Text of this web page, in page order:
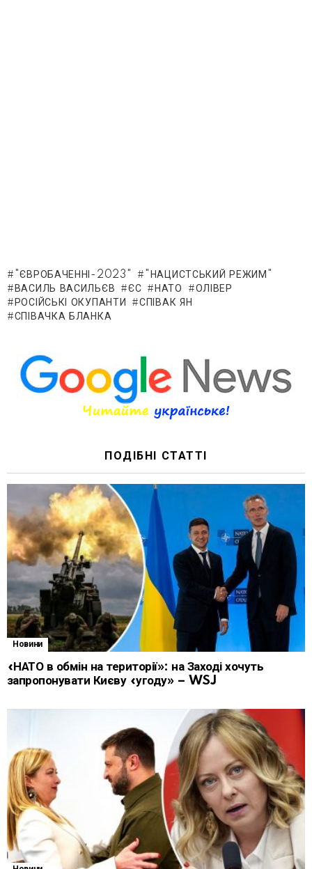
"ЄВРОБАЧЕННІ-2023"
"НАЦИСТСЬКИЙ РЕЖИМ"
ВАСИЛЬ ВАСИЛЬЄВ
ЄС НАТО
ОЛІВЕР
РОСІЙСЬКІ ОКУПАНТИ
СПІВАК ЯН
СПІВАЧКА БЛАНКА
ПОДІБНІ СТАТТІ
Новини
«НАТО в обмін на території»: на Заході хочуть
запропонувати Києву «угоду» – WSJ